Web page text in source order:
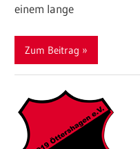
einem lange
Zum Beitrag